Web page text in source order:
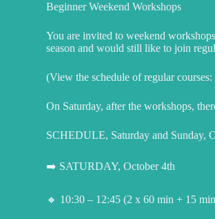
Beginner Weekend Workshops
You are invited to weekend
season and would still like to join
(View the schedule of regular courses:
On Saturday, after the workshops,
SCHEDULE, Saturday and Sunday,
➡️ SATURDAY, October 4th
🔸 10:30 – 12:45 (2 x 60 min + 15